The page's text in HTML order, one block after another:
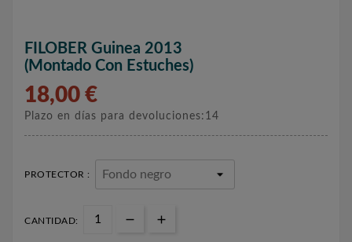
FILOBER Guinea 2013
(montado Con Estuches)
18,00 €
Plazo en días para devoluciones:14
PROTECTOR :
CANTIDAD: